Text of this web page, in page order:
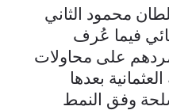
السلطان محمود الثاني
فيما عُرف
على محاولات
بعدها
وفق النمط